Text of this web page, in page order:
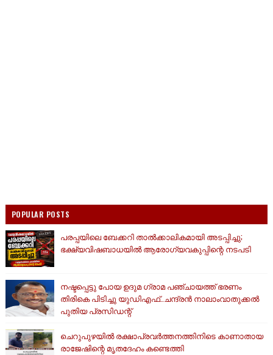
POPULAR POSTS
പരപ്പയിലെ ബേക്കറി താൽക്കാലികമായി അടപ്പിച്ചു;
ഭക്ഷ്യവിഷബാധയിൽ ആരോഗ്യവകുപ്പിന്റെ നടപടി
നഷ്ടപ്പെട്ടു പോയ ഉദുമ ഗ്രാമ പഞ്ചായത്ത് ഭരണം
തിരികെ പിടിച്ചു യുഡിഎഫ്..ചന്ദ്രൻ നാലാംവാതുക്കൽ
പുതിയ പ്രസിഡന്റ്
ചെറുപുഴയിൽ രക്ഷാപ്രവർത്തനത്തിനിടെ കാണാതായ
രാജേഷിന്റെ മൃതദേഹം കണ്ടെത്തി